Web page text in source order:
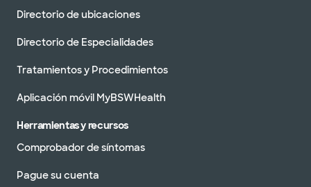
Directorio de ubicaciones
Directorio de Especialidades
Tratamientos y Procedimientos
Aplicación móvil MyBSWHealth
Herramientas y recursos
Comprobador de síntomas
Pague su cuenta